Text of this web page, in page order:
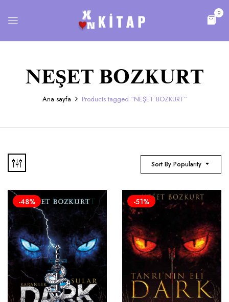
0
NEŞET BOZKURT
Ana sayfa Products tagged “NEŞET BOZKURT”
Sort By Popularity
-48% -51%